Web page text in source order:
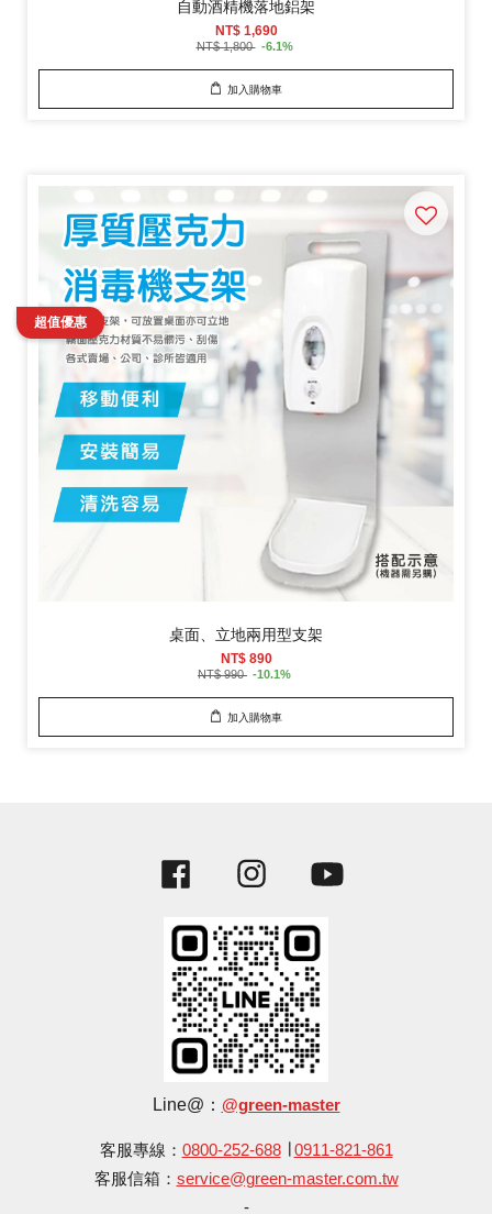
自動酒精機落地鋁架
NT$ 1,690
NT$ 1,800 -6.1%
加入購物車
桌面、立地兩用型支架
NT$ 890
NT$ 990 -10.1%
加入購物車
Facebook Instagram
Line@： @green-master
客服專線： 0800-252-688∣ 0911-821-861
客服信箱： service@green-master.com.tw
-